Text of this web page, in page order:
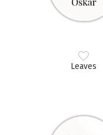
Leaves